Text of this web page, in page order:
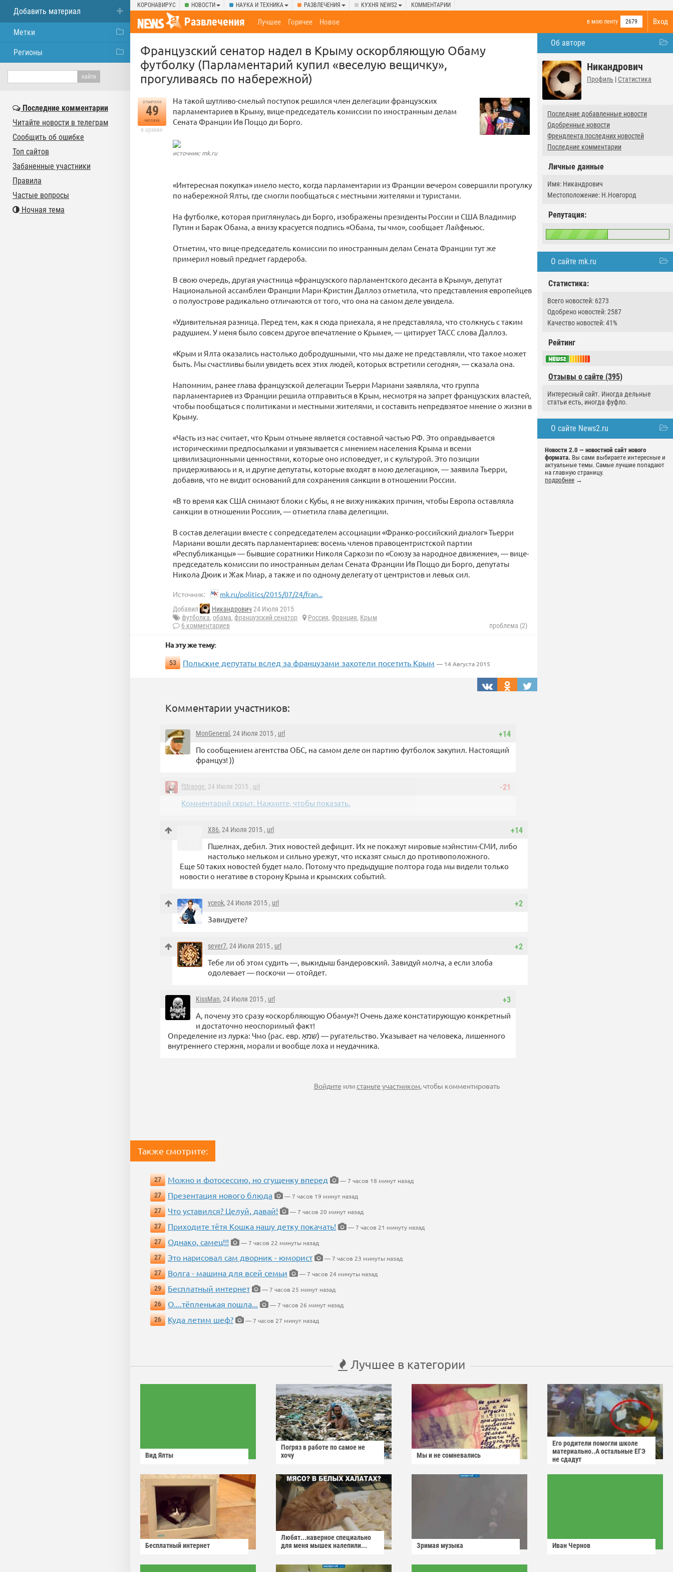
КОРОНАВИРУС НОВОСТИ НАУКА И ТЕХНИКА РАЗВЛЕЧЕНИЯ КУХНЯ NEWS2 КОММЕНТАРИИ
Вход
Развлечения в мою ленту 2679
Лучшее Горячее Новое
Об авторе
Никандрович
Профиль | Статистика
Последние добавленные новости
Одобренные новости
Френдлента последних новостей
Последние комментарии
Личные данные
Имя: Никандрович
Местоположение: Н.Новгород
Репутация:
О сайте mk.ru
Статистика:
Всего новостей: 6273
Одобрено новостей: 2587
Качество новостей: 41%
Рейтинг
Отзывы о сайте (395)
Интересный сайт. Иногда дельные
статьи есть, иногда фуфло.
О сайте News2.ru
Новости 2.0 — новостной сайт нового
формата. Вы сами выбираете интересные и
актуальные темы. Самые лучшие попадают
на главную страницу.
подробнее →
Французский сенатор надел в Крыму оскорбляющую Обаму
футболку (Парламентарий купил «веселую вещичку»,
прогуливаясь по набережной)
отметили
49
человек
в архиве
На такой шутливо-смелый поступок решился член делегации французских
парламентариев в Крыму, вице-председатель комиссии по иностранным делам
Сената Франции Ив Поццо ди Борго.
источник: mk.ru
«Интересная покупка» имело место, когда парламентарии из Франции вечером совершили прогулку
по набережной Ялты, где смогли пообщаться с местными жителями и туристами.
На футболке, которая приглянулась ди Борго, изображены президенты России и США Владимир
Путин и Барак Обама, а внизу красуется подпись «Обама, ты чмо», сообщает Лайфньюс.
Отметим, что вице-председатель комиссии по иностранным делам Сената Франции тут же
примерил новый предмет гардероба.
В свою очередь, другая участница «французского парламентского десанта в Крыму», депутат
Национальной ассамблеи Франции Мари-Кристин Даллоз отметила, что представления европейцев
о полуострове радикально отличаются от того, что она на самом деле увидела.
«Удивительная разница. Перед тем, как я сюда приехала, я не представляла, что столкнусь с таким
радушием. У меня было совсем другое впечатление о Крыме», — цитирует ТАСС слова Даллоз.
«Крым и Ялта оказались настолько добродушными, что мы даже не представляли, что такое может
быть. Мы счастливы были увидеть всех этих людей, которых встретили сегодня», — сказала она.
Напомним, ранее глава французской делегации Тьерри Мариани заявляла, что группа
парламентариев из Франции решила отправиться в Крым, несмотря на запрет французских властей,
чтобы пообщаться с политиками и местными жителями, и составить непредвзятое мнение о жизни в
Крыму.
«Часть из нас считает, что Крым отныне является составной частью РФ. Это оправдывается
историческими предпосылками и увязывается с мнением населения Крыма и всеми
цивилизационными ценностями, которые оно исповедует, и с культурой. Это позиции
придерживаюсь и я, и другие депутаты, которые входят в мою делегацию», — заявила Тьерри,
добавив, что не видит оснований для сохранения санкции в отношении России.
«В то время как США снимают блоки с Кубы, я не вижу никаких причин, чтобы Европа оставляла
санкции в отношении России», — отметила глава делегиции.
В состав делегации вместе с сопредседателем ассоциации «Франко-российский диалог» Тьерри
Мариани вошли десять парламентариев: восемь членов правоцентристcкой партии
«Республиканцы» — бывшие соратники Николя Саркози по «Союзу за народное движение», — вице-
председатель комиссии по иностранным делам Сената Франции Ив Поццо ди Борго, депутаты
Никола Дюик и Жак Миар, а также и по одному делегату от центристов и левых сил.
Источник: mk.ru/politics/2015/07/24/fran...
Добавил Никандрович 24 Июля 2015
футболка, обама, французский сенатор Россия, Франция, Крым
6 комментариев
проблема (2)
На эту же тему:
53 Польские депутаты вслед за французами захотели посетить Крым — 14 Августа 2015
Комментарии участников:
+14
MonGeneral , 24 Июля 2015 , url
По сообщением агентства ОБС, на самом деле он партию футболок закупил. Настоящий
француз! ))
-21
fStrange, 24 Июля 2015 , url
Комментарий скрыт. Нажмите, чтобы показать.
+14
X86, 24 Июля 2015 , url
Пшелнах, дебил. Этих новостей дефицит. Их не покажут мировые мэйнстим-СМИ, либо
настолько мельком и сильно урежут, что исказят смысл до противоположного.
Еще 50 таких новостей будет мало. Потому что предыдущие полтора года мы видели только
новости о негативе в сторону Крыма и крымских событий.
+2
vceok, 24 Июля 2015 , url
Завидуете?
+2
sever7, 24 Июля 2015 , url
Тебе ли об этом судить —, выкидыш бандеровский. Завидуй молча, а если злоба
одолевает — поскочи — отойдет.
+3
KissMan, 24 Июля 2015 , url
А, почему это сразу «оскорбляющую Обаму»?! Очень даже констатирующую конкретный
и достаточно неоспоримый факт!
Определение из лурка: Чмо (рас. евр. שמאָ) — ругательство. Указывает на человека, лишенного
внутреннего стержня, морали и вообще лоха и неудачника.
Войдите илистаньте участником, чтобы комментировать
Также смотрите:
27 Можно и фотосессию, но сгущенку вперед
— 7 часов 18 минут назад
27
Презентация нового блюда
— 7 часов 19 минут назад
27
Что уставился? Целуй, давай!
— 7 часов 20 минут назад
27
Приходите тётя Кошка нашу детку покачать!
— 7 часов 21 минуту назад
27
Однако, самец!!!
— 7 часов 22 минуты назад
27
Это нарисовал сам дворник - юморист
— 7 часов 23 минуты назад
27
Волга - машина для всей семьи
— 7 часов 24 минуты назад
29
Бесплатный интернет
— 7 часов 25 минут назад
26
О....тёпленькая пошла...
— 7 часов 26 минут назад
26
Куда летим шеф? — 7 часов 27 минут назад
Лучшее в категории
Вид Ялты
Погряз в работе по самое не
хочу
Мы и не сомневались
Его родители помогли школе
материально..А остальные ЕГЭ
не сдадут
Бесплатный интернет
Любят...наверное специально
для меня мышек налепили...
Зримая музыка Иван Чернов
Добавить материал
Метки
Регионы
Последние комментарии
Читайте новости в телеграм
Сообщить об ошибке
Топ сайтов
Забаненные участники
Правила
Частые вопросы
Ночная тема